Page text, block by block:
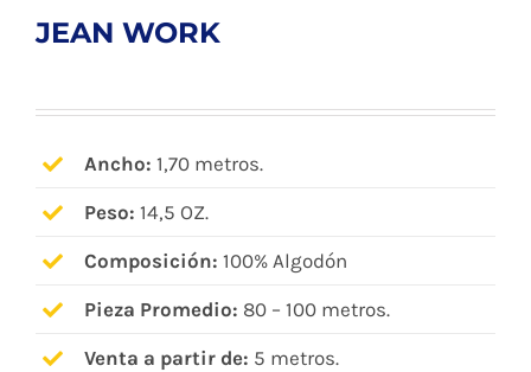
JEAN WORK
Ancho: 1,70 metros.
Peso: 14,5 OZ.
Composición: 100% Algodón
Pieza Promedio: 80 – 100 metros.
Venta a partir de: 5 metros.